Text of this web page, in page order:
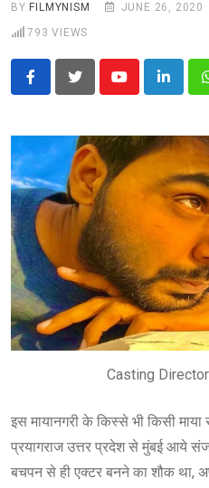
STARRY SIDES
BY FILMYNISM JUNE 26, 2020
793 VIEWS
Youtube
Casting
इस मायानगरी के किस्से भी किसी
प्रयागराज उत्तर प्रदेश से मुंबई आये
बचपन से ही एक्टर बनने का शौक था,